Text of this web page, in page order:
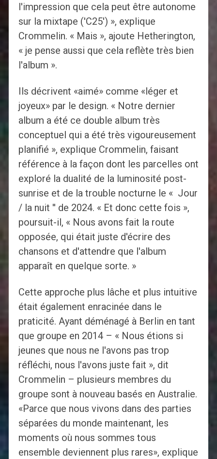
l'impression que cela peut être autonome
sur la mixtape ('C25') », explique
Crommelin. « Mais », ajoute Hetherington,
« je pense aussi que cela reflète très bien
l'album ».
Ils décrivent «aimé» comme «léger et
joyeux» par le design. « Notre dernier
album a été ce double album très
conceptuel qui a été très vigoureusement
planifié », explique Crommelin, faisant
référence à la façon dont les parcelles ont
exploré la dualité de la luminosité post-
sunrise et de la trouble nocturne le « Jour
/ la nuit '' de 2024. « Et donc cette fois »,
poursuit-il, « Nous avons fait la route
opposée, qui était juste d'écrire des
chansons et d'attendre que l'album
apparaît en quelque sorte. »
Cette approche plus lâche et plus intuitive
était également enracinée dans le
praticité. Ayant déménagé à Berlin en tant
que groupe en 2014 – « Nous étions si
jeunes que nous ne l'avons pas trop
réfléchi, nous l'avons juste fait », dit
Crommelin – plusieurs membres du
groupe sont à nouveau basés en Australie.
«Parce que nous vivons dans des parties
séparées du monde maintenant, les
moments où nous sommes tous
ensemble deviennent plus rares», explique